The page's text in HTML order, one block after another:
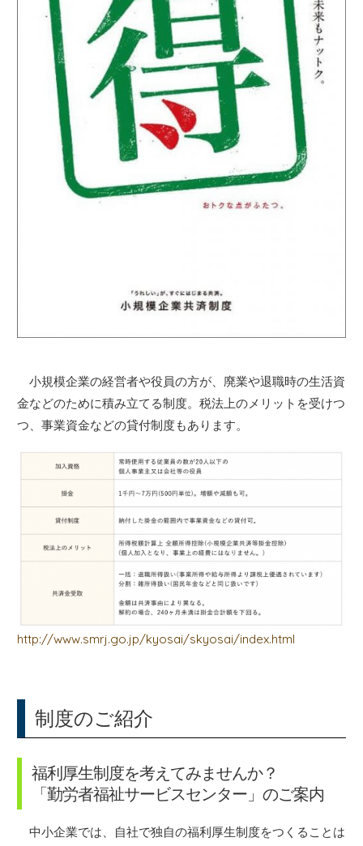
小規模企業の経営者や役員の方が、廃業や退職時の生活資
金などのために積み立てる制度。税法上のメリットを受けつ
つ、事業資金などの貸付制度もあります。
http://www.smrj.go.jp/kyosai/skyosai/index.html
制度のご紹介
福利厚生制度を考えてみませんか？
「勤労者福祉サービスセンター」のご案内
中小企業では、自社で独自の福利厚生制度をつくることは